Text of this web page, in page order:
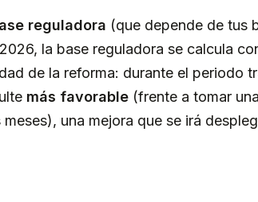
reguladora (que depende de tus
la base reguladora se calcula
de la reforma: durante el periodo
más favorable (frente a tomar
una mejora que se irá